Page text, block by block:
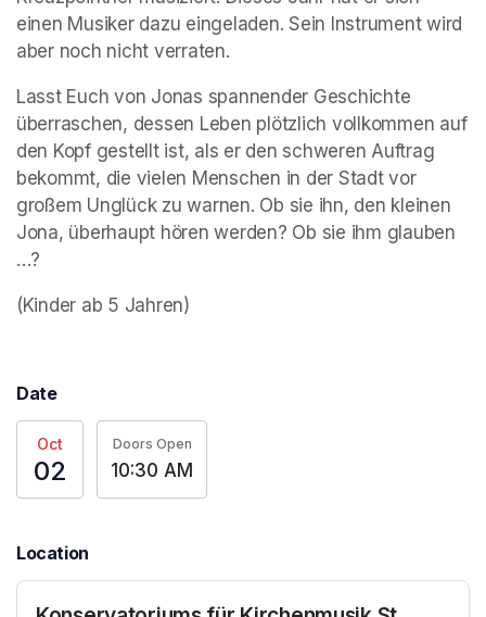
einen Musiker dazu eingeladen. Sein Instrument wird
aber noch nicht verraten.
Lasst Euch von Jonas spannender Geschichte
überraschen, dessen Leben plötzlich vollkommen auf
den Kopf gestellt ist, als er den schweren Auftrag
bekommt, die vielen Menschen in der Stadt vor
großem Unglück zu warnen. Ob sie ihn, den kleinen
Jona, überhaupt hören werden? Ob sie ihm glauben
…?
(Kinder ab 5 Jahren)
Date
Oct
02
Doors Open
10:30 AM
Location